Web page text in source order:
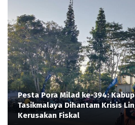
Pesta Pora Milad ke-394:
Tasikmalaya Dihantam Krisis
Kerusakan Fiskal